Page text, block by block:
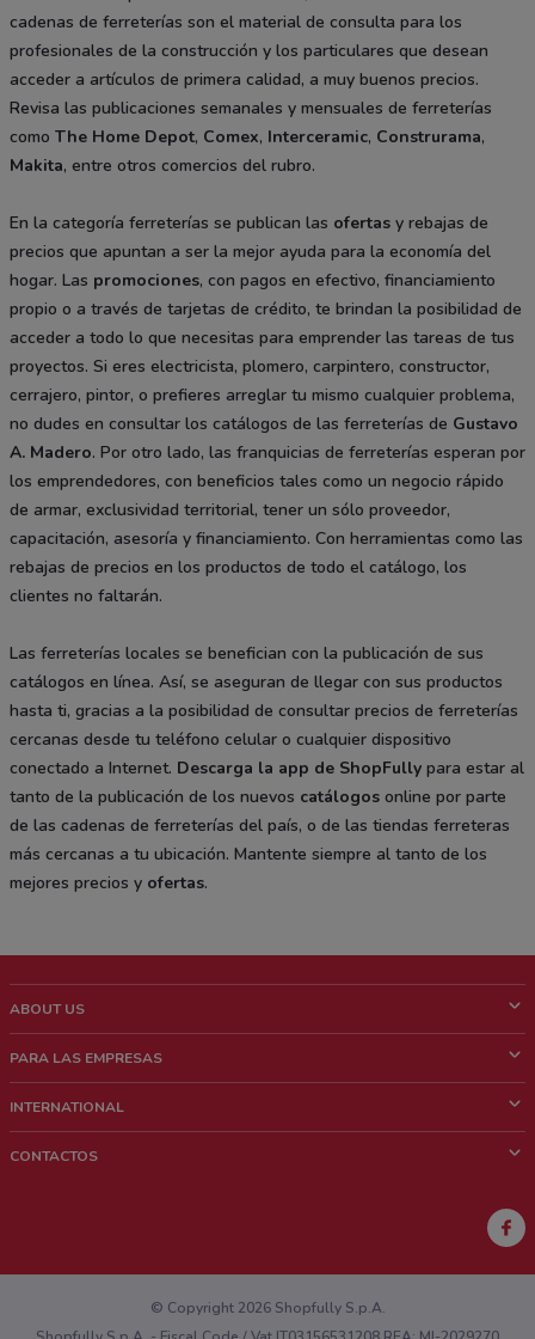
cadenas de ferreterías son el material de consulta para los
profesionales de la construcción y los particulares que desean
acceder a artículos de primera calidad, a muy buenos precios.
Revisa las publicaciones semanales y mensuales de ferreterías
como The Home Depot, Comex, Interceramic, Construrama,
Makita, entre otros comercios del rubro.
En la categoría ferreterías se publican las ofertas y rebajas de
precios que apuntan a ser la mejor ayuda para la economía del
hogar. Las promociones, con pagos en efectivo, financiamiento
propio o a través de tarjetas de crédito, te brindan la posibilidad de
acceder a todo lo que necesitas para emprender las tareas de tus
proyectos. Si eres electricista, plomero, carpintero, constructor,
cerrajero, pintor, o prefieres arreglar tu mismo cualquier problema,
no dudes en consultar los catálogos de las ferreterías de Gustavo
A. Madero. Por otro lado, las franquicias de ferreterías esperan por
los emprendedores, con beneficios tales como un negocio rápido
de armar, exclusividad territorial, tener un sólo proveedor,
capacitación, asesoría y financiamiento. Con herramientas como las
rebajas de precios en los productos de todo el catálogo, los
clientes no faltarán.
Las ferreterías locales se benefician con la publicación de sus
catálogos en línea. Así, se aseguran de llegar con sus productos
hasta ti, gracias a la posibilidad de consultar precios de ferreterías
cercanas desde tu teléfono celular o cualquier dispositivo
conectado a Internet. Descarga la app de ShopFully para estar al
tanto de la publicación de los nuevos catálogos online por parte
de las cadenas de ferreterías del país, o de las tiendas ferreteras
más cercanas a tu ubicación. Mantente siempre al tanto de los
mejores precios y ofertas.
ABOUT US
¿Quiénes Somos?
Trabaja con nosotros
PARA LAS EMPRESAS
Contacto comercial
INTERNATIONAL
CONTACTOS
¿Encontraste un problema en la web o en la aplicación?
© Copyright 2026 Shopfully S.p.A.